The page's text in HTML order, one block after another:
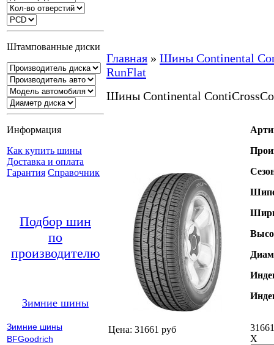
Штампованные диски
Информация
Как купить шины
Доставка и оплата
Гарантия Справочник
Подбор шин
по
производителю
Зимние шины
Зимние шины
BFGoodrich
Главная » Шины Continental
RunFlat
Шины Continental
Цена: 31661 руб
X